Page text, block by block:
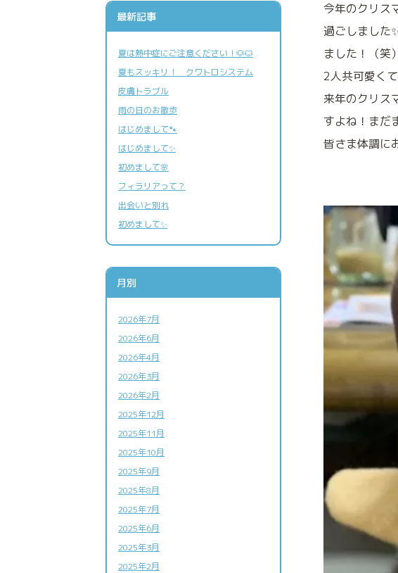
アニマルドック
ペットの健康維持も人と同じです
痛みと不安を緩和する治療法です
最新記事
夏は熱中症にご注意ください！🐶🐱
夏もスッキリ！ クワトロシステム
皮膚トラブル
雨の日のお散歩
はじめまして🐾
はじめまして✨
初めまして🌸
フィラリアって？
出会いと別れ
初めまして✨
月別
2026年7月
2026年6月
2026年4月
2026年3月
2026年2月
2025年12月
2025年11月
2025年10月
2025年9月
2025年8月
2025年7月
2025年6月
2025年3月
2025年2月
今年のクリス
過ごしました
ました！（笑）
2人共可愛く
来年のクリス
すよね！まだ
皆さま体調に